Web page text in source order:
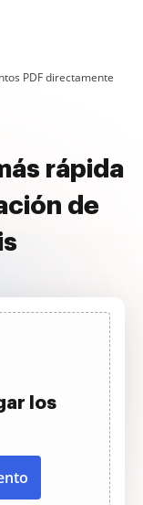
PDF directamente
rápida
de
los